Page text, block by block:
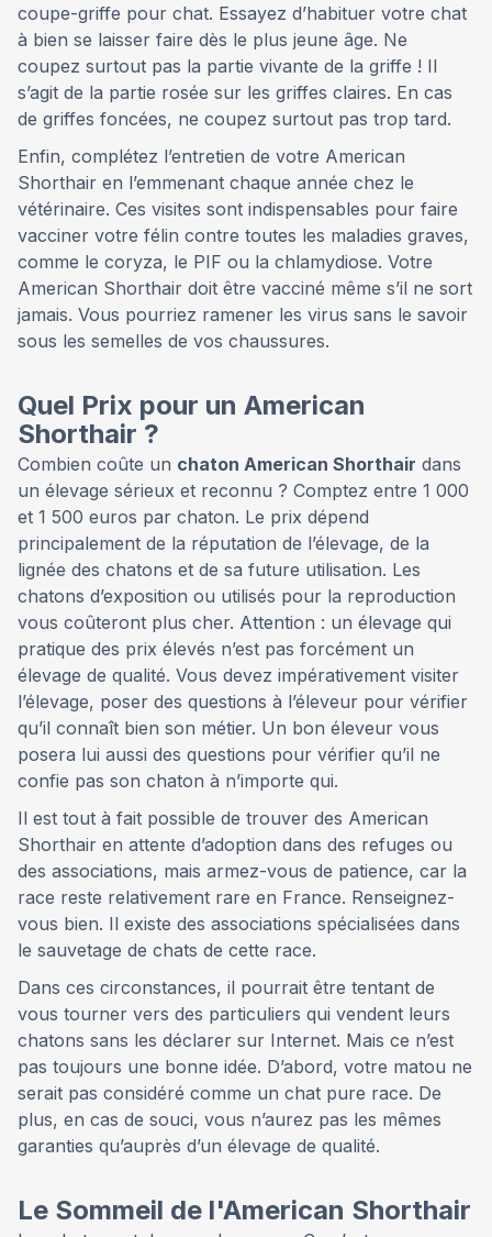
coupe-griffe pour chat. Essayez d’habituer votre chat
à bien se laisser faire dès le plus jeune âge. Ne
coupez surtout pas la partie vivante de la griffe ! Il
s’agit de la partie rosée sur les griffes claires. En cas
de griffes foncées, ne coupez surtout pas trop tard.
Enfin, complétez l’entretien de votre American
Shorthair en l’emmenant chaque année chez le
vétérinaire. Ces visites sont indispensables pour faire
vacciner votre félin contre toutes les maladies graves,
comme le coryza, le PIF ou la chlamydiose. Votre
American Shorthair doit être vacciné même s’il ne sort
jamais. Vous pourriez ramener les virus sans le savoir
sous les semelles de vos chaussures.
Quel Prix pour un American
Shorthair ?
Combien coûte un chaton American Shorthair dans
un élevage sérieux et reconnu ? Comptez entre 1 000
et 1 500 euros par chaton. Le prix dépend
principalement de la réputation de l’élevage, de la
lignée des chatons et de sa future utilisation. Les
chatons d’exposition ou utilisés pour la reproduction
vous coûteront plus cher. Attention : un élevage qui
pratique des prix élevés n’est pas forcément un
élevage de qualité. Vous devez impérativement visiter
l’élevage, poser des questions à l’éleveur pour vérifier
qu’il connaît bien son métier. Un bon éleveur vous
posera lui aussi des questions pour vérifier qu’il ne
confie pas son chaton à n’importe qui.
Il est tout à fait possible de trouver des American
Shorthair en attente d’adoption dans des refuges ou
des associations, mais armez-vous de patience, car la
race reste relativement rare en France. Renseignez-
vous bien. Il existe des associations spécialisées dans
le sauvetage de chats de cette race.
Dans ces circonstances, il pourrait être tentant de
vous tourner vers des particuliers qui vendent leurs
chatons sans les déclarer sur Internet. Mais ce n’est
pas toujours une bonne idée. D’abord, votre matou ne
serait pas considéré comme un chat pure race. De
plus, en cas de souci, vous n’aurez pas les mêmes
garanties qu’auprès d’un élevage de qualité.
Le Sommeil de l'American Shorthair